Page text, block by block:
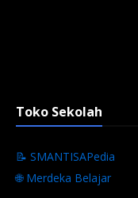
Toko Sekolah
📝 SMANTISAPedia
🌐 Merdeka Belajar